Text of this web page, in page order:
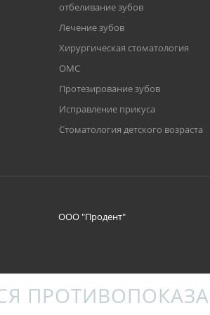
отбеливание зубов
Лечение зубов
Хирургическая стоматология
ОМС
Протезирование зубов
Исправление прикуса
Стоматология детского возраста
ООО "Продент"